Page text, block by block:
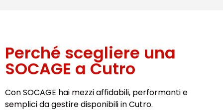
Perché scegliere una
SOCAGE a Cutro
Con SOCAGE hai mezzi affidabili, performanti e
semplici da gestire disponibili in Cutro.